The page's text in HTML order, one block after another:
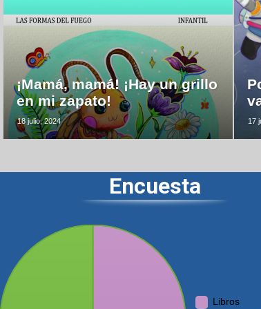
¡Mamá, mamá! ¡Hay un grillo
en mi zapato!
18 julio, 2024 17
Encuesta
Libros